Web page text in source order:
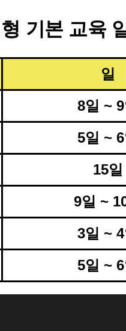
기본 교육
일
8일 ~
5일 ~
15일
9일 ~
3일 ~
5일 ~